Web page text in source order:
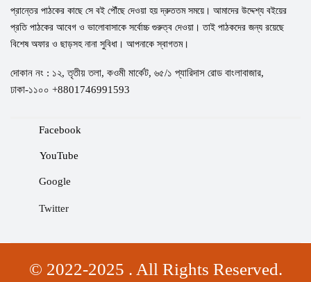
প্রান্তের পাঠকের কাছে সে বই পৌঁছে দেওয়া হয় দ্রুততম সময়ে। আমাদের উদ্দেশ্য বইয়ের
প্রতি পাঠকের আবেগ ও ভালোবাসাকে সর্বোচ্চ গুরুত্ব দেওয়া। তাই পাঠকদের জন্য রয়েছে
বিশেষ অফার ও ছাড়সহ নানা সুবিধা। আপনাকে স্বাগতম।
দোকান নং : ১২, তৃতীয় তলা, কওমী মার্কেট, ৬৫/১ প্যারিদাস রোড বাংলাবাজার,
ঢাকা-১১০০ +8801746991593
Facebook
YouTube
Google
Twitter
© 2022-2025 . All Rights Reserved.